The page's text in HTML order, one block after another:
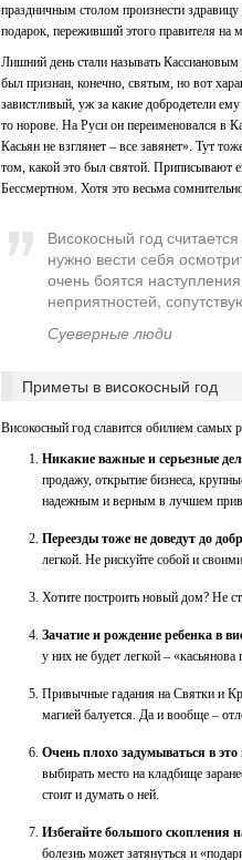
праздничным столом произнести
подарок, переживший этого правителя на
Лишний день стали называть
был признан, конечно, святым, но вот
завистливый, уж за какие добродетели
то норове. На Руси он переименовался в
Касьян не взглянет – все завянет». Тут
том, какой это был святой. Приписывают
Бессмертном. Хотя это весьма
Високосный год
нужно вести себя
очень боятся
неприятностей,
Суеверные люди
Приметы в високосный год
Високосный год славится обилием самых
Никакие важные и серьезные
продажу, открытие бизнеса,
надежным и верным в лучшем
Переезды тоже не доведут до
легкой. Не рискуйте собой и
Хотите построить новый дом? Не
Зачатие и рождение ребенка в
у них не будет легкой –
Привычные гадания на Святки и
магией балуется. Да и вообще –
Очень плохо задумываться в
выбирать место на кладбище
стоит и думать о ней.
Избегайте большого скопления
болезнь может затянуться и